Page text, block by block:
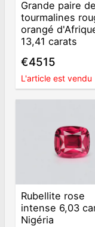
Grande paire de
tourmalines
orangé
13,41 carats
€4515
L'article est vendu
Rubellite rose
intense 6,03
Nigéria